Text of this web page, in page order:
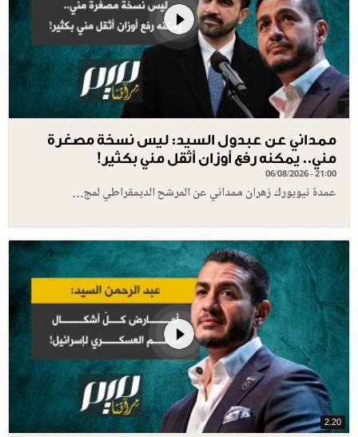
ممداني عن عبدول السيد: ليس نسخة مصغرة
مني.. يمكنه رفع أوزان أثقل مني بكثير!
06/08/2026 - 21:00
عمدة نيويورك زهران ممداني عن المرشح الديمقراطي لمج…
2.20